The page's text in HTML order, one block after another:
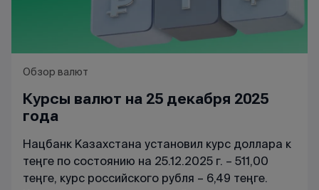
Обзор валют
Курсы валют на 25 декабря 2025
года
Нацбанк Казахстана установил курс доллара к
теңге по состоянию на 25.12.2025 г. – 511,00
теңге, курс российского рубля – 6,49 теңге.